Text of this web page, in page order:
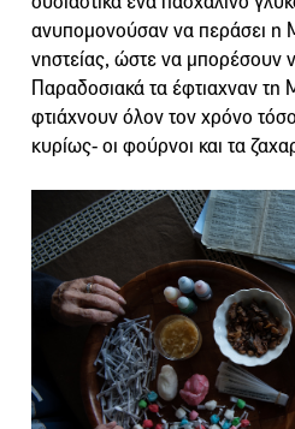
ανυπομονούσαν να περάσει η
νηστείας, ώστε να μπορέσουν
Παραδοσιακά τα έφτιαχναν
φτιάχνουν όλον τον χρόνο
κυρίως- οι φούρνοι και τα